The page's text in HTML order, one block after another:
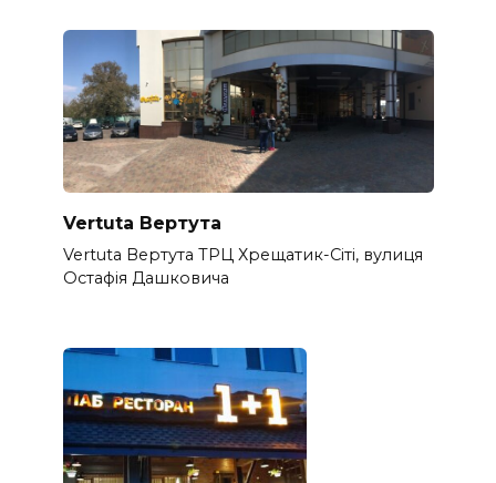
Vertuta Вертута
Vertuta Вертута ТРЦ Хрещатик-Сіті, вулиця
Остафія Дашковича